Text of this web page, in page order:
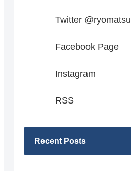
Twitter @ryomatsu
Facebook Page
Instagram
RSS
Recent Posts